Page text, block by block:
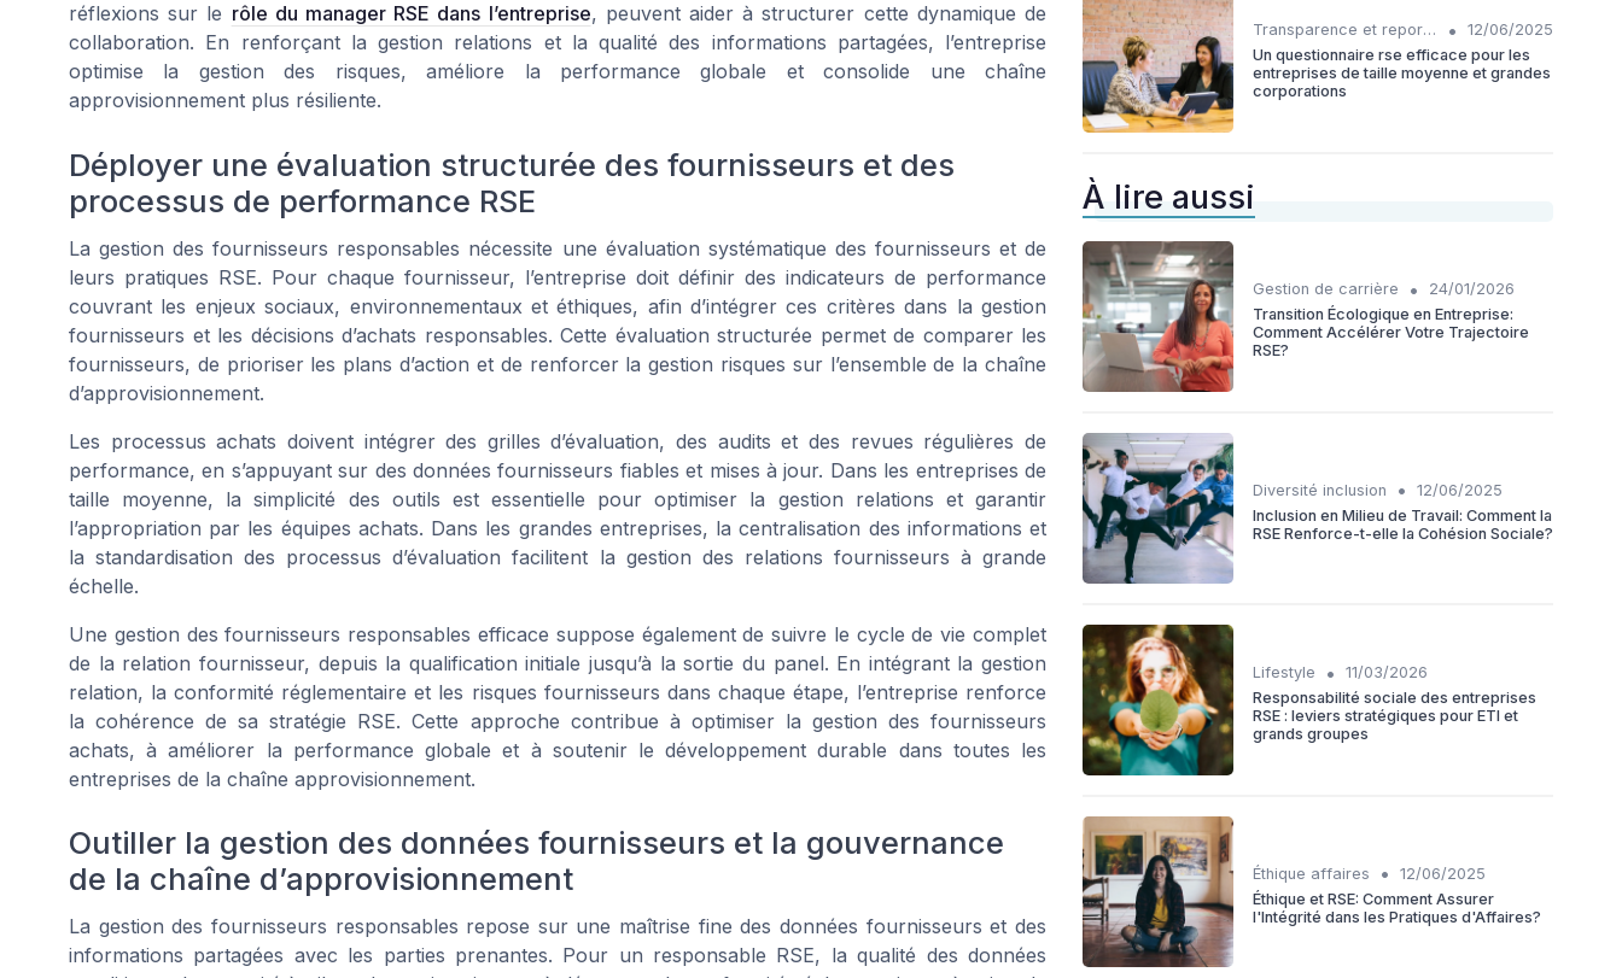
réflexions sur le rôle du manager RSE dans l’entreprise, peuvent aider à structurer cette dynamique de
collaboration. En renforçant la gestion relations et la qualité des informations partagées, l’entreprise
optimise la gestion des risques, améliore la performance globale et consolide une chaîne
approvisionnement plus résiliente.
Déployer une évaluation structurée des fournisseurs et des
processus de performance RSE
La gestion des fournisseurs responsables nécessite une évaluation systématique des fournisseurs et de
leurs pratiques RSE. Pour chaque fournisseur, l’entreprise doit définir des indicateurs de performance
couvrant les enjeux sociaux, environnementaux et éthiques, afin d’intégrer ces critères dans la gestion
fournisseurs et les décisions d’achats responsables. Cette évaluation structurée permet de comparer les
fournisseurs, de prioriser les plans d’action et de renforcer la gestion risques sur l’ensemble de la chaîne
d’approvisionnement.
Les processus achats doivent intégrer des grilles d’évaluation, des audits et des revues régulières de
performance, en s’appuyant sur des données fournisseurs fiables et mises à jour. Dans les entreprises de
taille moyenne, la simplicité des outils est essentielle pour optimiser la gestion relations et garantir
l’appropriation par les équipes achats. Dans les grandes entreprises, la centralisation des informations et
la standardisation des processus d’évaluation facilitent la gestion des relations fournisseurs à grande
échelle.
Une gestion des fournisseurs responsables efficace suppose également de suivre le cycle de vie complet
de la relation fournisseur, depuis la qualification initiale jusqu’à la sortie du panel. En intégrant la gestion
relation, la conformité réglementaire et les risques fournisseurs dans chaque étape, l’entreprise renforce
la cohérence de sa stratégie RSE. Cette approche contribue à optimiser la gestion des fournisseurs
achats, à améliorer la performance globale et à soutenir le développement durable dans toutes les
entreprises de la chaîne approvisionnement.
Outiller la gestion des données fournisseurs et la gouvernance
de la chaîne d’approvisionnement
La gestion des fournisseurs responsables repose sur une maîtrise fine des données fournisseurs et des
informations partagées avec les parties prenantes. Pour un responsable RSE, la qualité des données
Transparence et reporting •
12/06/2025
Un questionnaire rse efficace pour les
entreprises de taille moyenne et grandes
corporations
À lire aussi
Gestion de carrière •
24/01/2026
Transition Écologique en Entreprise:
Comment Accélérer Votre Trajectoire
RSE?
Diversité inclusion •
12/06/2025
Inclusion en Milieu de Travail: Comment la
RSE Renforce-t-elle la Cohésion Sociale?
Lifestyle •
11/03/2026
Responsabilité sociale des entreprises
RSE : leviers stratégiques pour ETI et
grands groupes
Éthique affaires •
12/06/2025
Éthique et RSE: Comment Assurer
l'Intégrité dans les Pratiques d'Affaires?